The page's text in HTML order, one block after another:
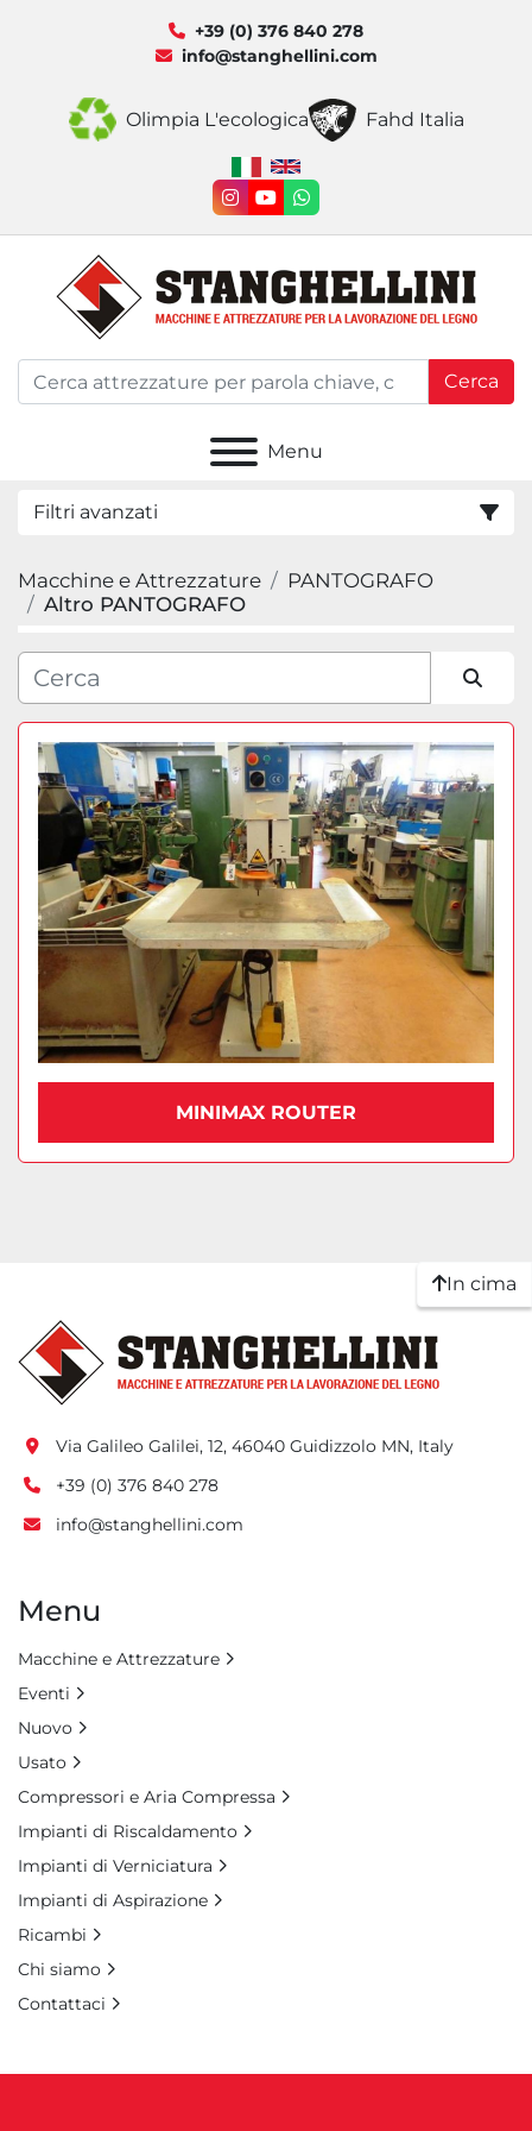
+39 (0) 376 840 278
info@stanghellini.com
Olimpia L'ecologica Fahd Italia
instagram
youtubewhatsapp
Cerca
Menu
Filtri avanzati
Categoria
Produttore
Modello
Macchine e Attrezzature
PANTOGRAFO
Altro PANTOGRAFO
Ordina per
MINIMAX ROUTER
In cima
Via Galileo Galilei, 12, 46040 Guidizzolo MN, Italy
+39 (0) 376 840 278
info@stanghellini.com
Menu
Macchine e Attrezzature
Eventi
Nuovo
Usato
Compressori e Aria Compressa
Impianti di Riscaldamento
Impianti di Verniciatura
Impianti di Aspirazione
Ricambi
Chi siamo
Contattaci